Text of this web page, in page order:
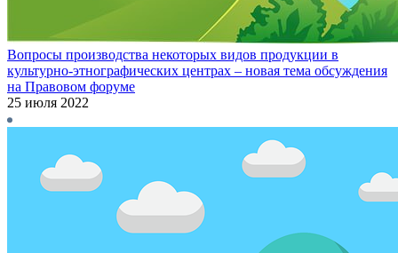
Вопросы производства некоторых видов продукции в
культурно-этнографических центрах – новая тема обсуждения
на Правовом форуме
25 июля 2022